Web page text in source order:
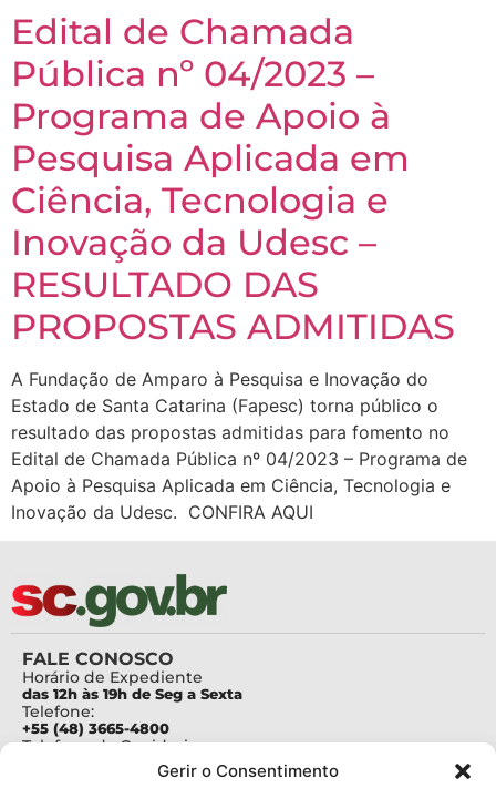
Gerir o Consentimento
Edital de Chamada
Pública nº 04/2023 –
Programa de Apoio à
Pesquisa Aplicada em
Ciência, Tecnologia e
Inovação da Udesc –
RESULTADO DAS
PROPOSTAS ADMITIDAS
A Fundação de Amparo à Pesquisa e Inovação do
Estado de Santa Catarina (Fapesc) torna público o
resultado das propostas admitidas para fomento no
Edital de Chamada Pública nº 04/2023 – Programa de
Apoio à Pesquisa Aplicada em Ciência, Tecnologia e
Inovação da Udesc. CONFIRA AQUI
FALE CONOSCO
Horário de Expediente
das 12h às 19h de Seg a Sexta
Telefone:
+55 (48) 3665-4800
Telefone da Ouvidoria